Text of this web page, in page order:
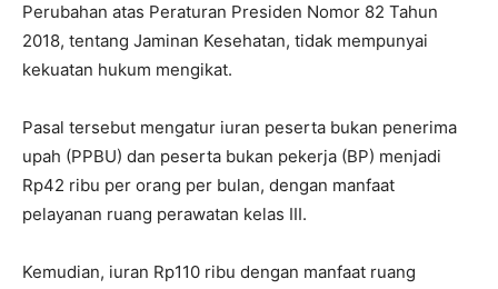
Perubahan atas Peraturan Presiden Nomor 82 Tahun
2018, tentang Jaminan Kesehatan, tidak mempunyai
kekuatan hukum mengikat.
Pasal tersebut mengatur iuran peserta bukan penerima
upah (PPBU) dan peserta bukan pekerja (BP) menjadi
Rp42 ribu per orang per bulan, dengan manfaat
pelayanan ruang perawatan kelas III.
Kemudian, iuran Rp110 ribu dengan manfaat ruang